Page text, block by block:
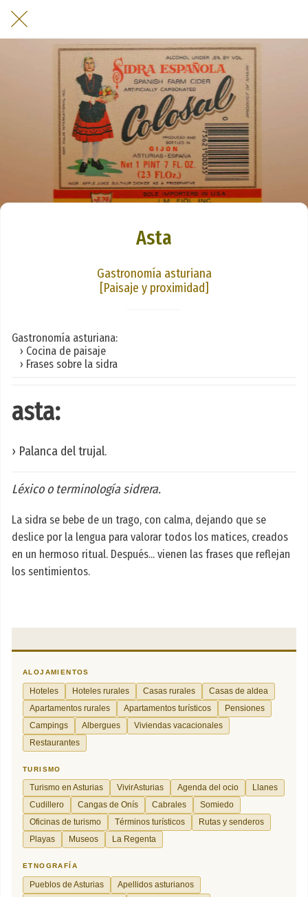
Asta
Gastronomía asturiana
[Paisaje y proximidad]
Gastronomía asturiana:
› Cocina de paisaje
› Frases sobre la sidra
asta:
› Palanca del trujal.
Léxico o terminología sidrera.
La sidra se bebe de un trago, con calma, dejando que se
deslice por la lengua para valorar todos los matices, creados
en un hermoso ritual. Después... vienen las frases que reflejan
los sentimientos.